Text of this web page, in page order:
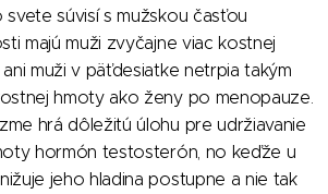
súvisí s mužskou časťou
majú muži zvyčajne viac kostnej
muži v päťdesiatke netrpia takým
hmoty ako ženy po menopauze.
hrá dôležitú úlohu pre udržiavanie
hormón testosterón, no keďže u
jeho hladina postupne a nie tak